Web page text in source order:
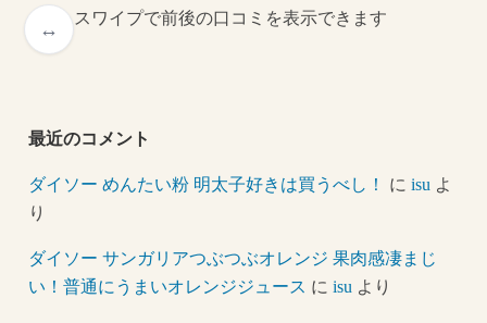
スワイプで前後の口コミを表示できます
最近のコメント
ダイソー めんたい粉 明太子好きは買うべし！ にisu よ
り
ダイソー サンガリアつぶつぶオレンジ 果肉感凄まじ
い！普通にうまいオレンジジュース にisu より